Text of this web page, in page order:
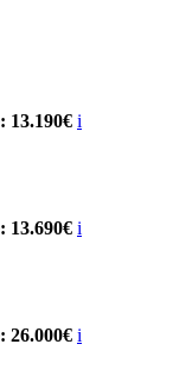
13.190€ i
13.690€ i
26.000€ i